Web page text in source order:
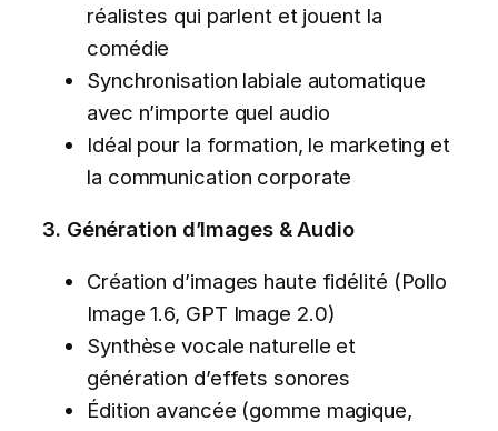
réalistes qui parlent et jouent la
comédie
Synchronisation labiale automatique
avec n’importe quel audio
Idéal pour la formation, le marketing et
la communication corporate
3. Génération d’Images & Audio
Création d’images haute fidélité (Pollo
Image 1.6, GPT Image 2.0)
Synthèse vocale naturelle et
génération d’effets sonores
Édition avancée (gomme magique,